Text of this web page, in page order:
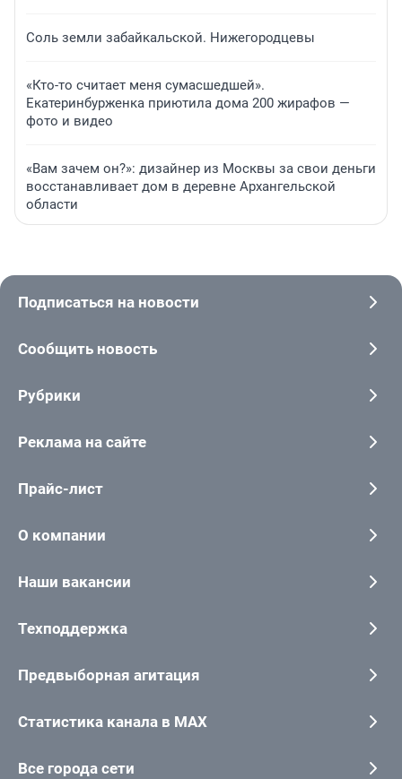
Соль земли забайкальской. Нижегородцевы
«Кто-то считает меня сумасшедшей».
Екатеринбурженка приютила дома 200 жирафов —
фото и видео
«Вам зачем он?»: дизайнер из Москвы за свои деньги
восстанавливает дом в деревне Архангельской
области
Подписаться на новости
Сообщить новость
Рубрики
Реклама на сайте
Прайс-лист
О компании
Наши вакансии
Техподдержка
Предвыборная агитация
Статистика канала в MAX
Все города сети